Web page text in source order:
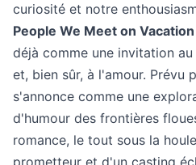
curiosité et notre
People We Meet on
déjà comme une invitation
et, bien sûr, à l'amour. Prévu
s'annonce comme une
d'humour des frontières
romance, le tout sous la
prometteur et d'un casting